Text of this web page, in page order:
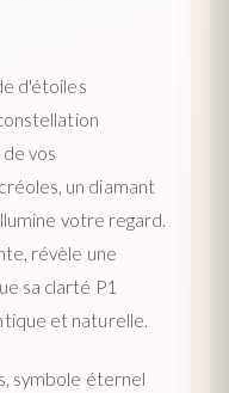
d'étoiles
vos
un diamant
votre regard.
révèle une
sa clarté P1
et naturelle.
symbole éternel